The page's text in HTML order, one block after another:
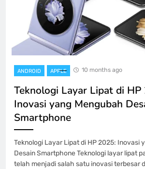
ANDROID APPLE 10 months ago
Teknologi Layar Lipat di
Inovasi yang Mengubah
Smartphone
Teknologi Layar Lipat di HP 2025: Inovasi
Desain Smartphone Teknologi layar lipat
telah menjadi salah satu inovasi terbesar